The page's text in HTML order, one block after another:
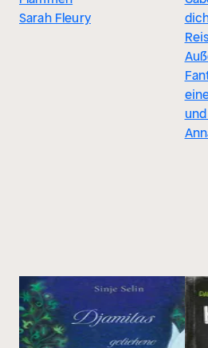
Sarah Fleury